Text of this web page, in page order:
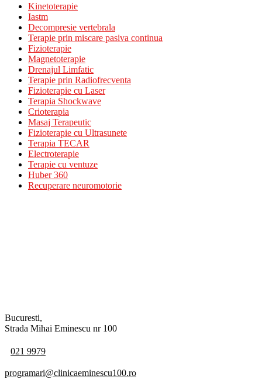
Kinetoterapie
Iastm
Decompresie vertebrala
Terapie prin miscare pasiva continua
Fizioterapie
Magnetoterapie
Drenajul Limfatic
Terapie prin Radiofrecventa
Fizioterapie cu Laser
Terapia Shockwave
Crioterapia
Masaj Terapeutic
Fizioterapie cu Ultrasunete
Terapia TECAR
Electroterapie
Terapie cu ventuze
Huber 360
Recuperare neuromotorie
Bucuresti,
Strada Mihai Eminescu nr 100
021 9979
programari@clinicaeminescu100.ro